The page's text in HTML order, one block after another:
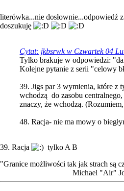
literówka...nie dosłownie...odpowiedź
doszukuję
Cytat: jkbsrwk w Czwartek 04
Tylko brakuje w odpowiedzi:
Kolejne pytanie z serii "celowy
39. Jigs par 3 wymienia, które z
wchodzą do zasobu
znaczy, że wchodzą.
48. Racja- nie ma mowy o
39. Racja
tylko A B
"Granice możliwości tak jak strach są
Michael "Air"